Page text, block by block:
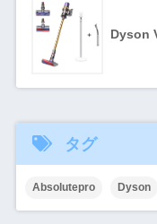
Dyson
タグ
Absolutepro Dyson